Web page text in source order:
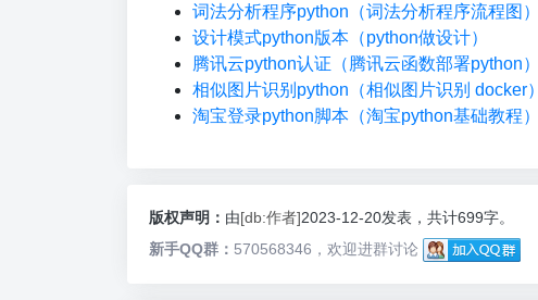
词法分析程序python（词法分析程序流程图）
设计模式python版本（python做设计）
腾讯云python认证（腾讯云函数部署python）
相似图片识别python（相似图片识别 docker）
淘宝登录python脚本（淘宝python基础教程）
版权声明： 由[db:作者]2023-12-20发表，共计699字。
新手QQ群： 570568346，欢迎进群讨论